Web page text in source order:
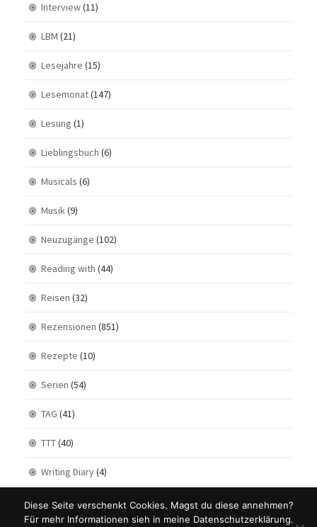
Interview(11)
LBM (21)
Lesejahre (15)
Lesemonat(147)
Lesung (1)
Lieblingsbuch (6)
Musicals (6)
Musik(9)
Neuzugänge (102)
Reading with (44)
Reisen (32)
Rezensionen (851)
Rezepte (10)
Serien (54)
TAG (41)
TTT(40)
Writing Diary(4)
Diese Seite verschenkt Cookies. Magst du diese annehmen?
Für mehr Informationen sieh in meine Datenschutzerklärung.